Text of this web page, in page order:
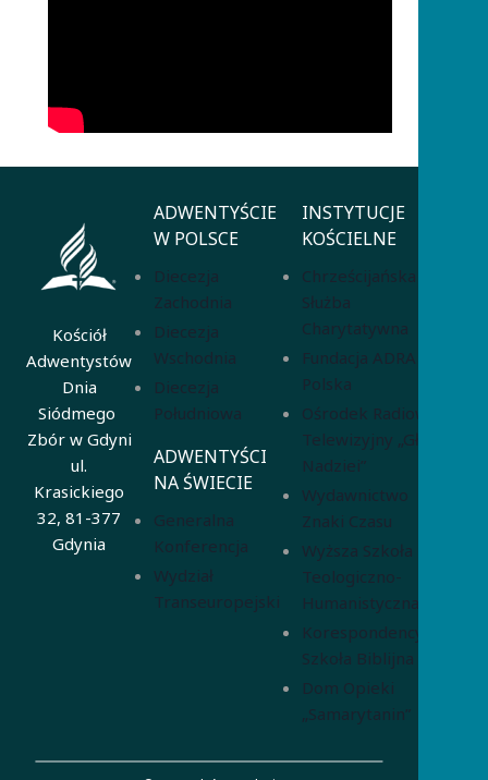
Kościół
Adwentystów
Dnia
Siódmego
Zbór w Gdyni
ul.
Krasickiego
32, 81-377
Gdynia
ADWENTYŚCIE
W POLSCE
Diecezja
Zachodnia
Diecezja
Wschodnia
Diecezja
Południowa
ADWENTYŚCI
NA ŚWIECIE
Generalna
Konferencja
Wydział
Transeuropejski
INSTYTUCJE
KOŚCIELNE
Chrześcijańska
Służba
Charytatywna
Fundacja ADRA
Polska
Ośrodek Radiowo-
Telewizyjny „Głos
Nadziei”
Wydawnictwo
Znaki Czasu
Wyższa Szkoła
Teologiczno-
Humanistyczna
Korespondencyjna
Szkoła Biblijna
Dom Opieki
„Samarytanin”